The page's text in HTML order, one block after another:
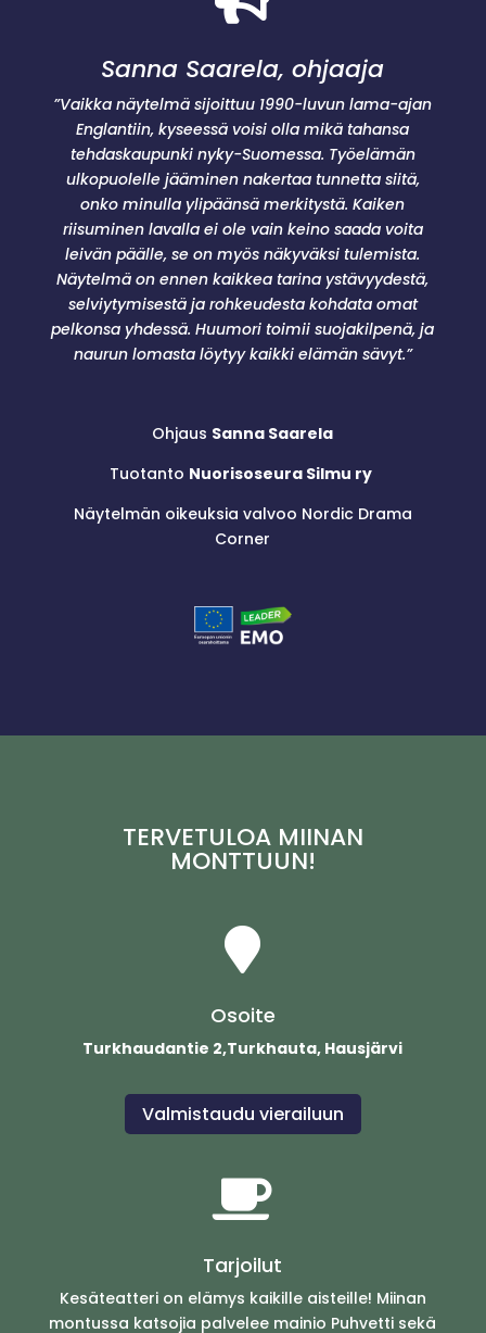
Sanna Saarela, ohjaaja
”Vaikka näytelmä sijoittuu 1990-luvun lama-ajan
Englantiin, kyseessä voisi olla mikä tahansa
tehdaskaupunki nyky-Suomessa. Työelämän
ulkopuolelle jääminen nakertaa tunnetta siitä,
onko minulla ylipäänsä merkitystä. Kaiken
riisuminen lavalla ei ole vain keino saada voita
leivän päälle, se on myös näkyväksi tulemista.
Näytelmä on ennen kaikkea tarina ystävyydestä,
selviytymisestä ja rohkeudesta kohdata omat
pelkonsa yhdessä. Huumori toimii suojakilpenä, ja
naurun lomasta löytyy kaikki elämän sävyt.”
Ohjaus Sanna Saarela
Tuotanto Nuorisoseura Silmu ry
Näytelmän oikeuksia valvoo Nordic Drama
Corner
TERVETULOA MIINAN
MONTTUUN!

Osoite
Turkhaudantie 2,Turkhauta, Hausjärvi
Valmistaudu vierailuun

Tarjoilut
Kesäteatteri on elämys kaikille aisteille! Miinan
montussa katsojia palvelee mainio Puhvetti sekä